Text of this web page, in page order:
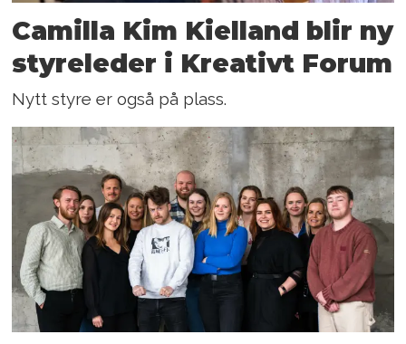
Camilla Kim Kielland blir ny
styreleder i Kreativt Forum
Nytt styre er også på plass.